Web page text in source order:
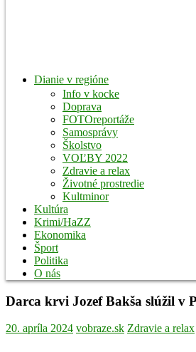
Dianie v regióne
Info v kocke
Doprava
FOTOreportáže
Samosprávy
Školstvo
VOĽBY 2022
Zdravie a relax
Životné prostredie
Kultminor
Kultúra
Krimi/HaZZ
Ekonomika
Šport
Politika
O nás
Darca krvi Jozef Bakša slúžil v
20. apríla 2024 vobraze.sk Zdravie a relax